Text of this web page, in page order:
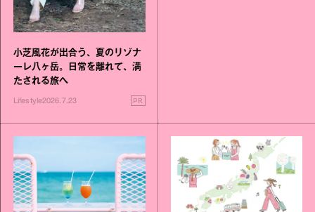
小芝風花が出合う、夏のリゾナ
ーレ八ヶ岳。日常を離れて、満
たされる旅へ
Lifestyle2026.7.23 PR